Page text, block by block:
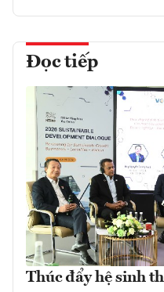
Đọc tiếp
Thúc đẩy hệ sinh